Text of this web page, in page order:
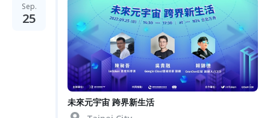
Sep.
25
未來元宇宙 跨界新生活